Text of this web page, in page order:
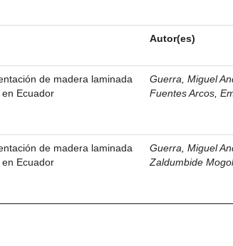
Autor(es)
de madera laminada
en Ecuador
Guerra, Miguel
Fuentes Arcos,
de madera laminada
en Ecuador
Guerra, Miguel
Zaldumbide